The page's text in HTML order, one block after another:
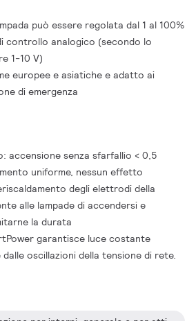
può essere regolata dal 1 al 100%
controllo analogico (secondo lo
1-10 V)
europee e asiatiche e adatto ai
di emergenza
accensione senza sfarfallio < 0,5
uniforme, nessun effetto
degli elettrodi della
alle lampade di accendersi e
la durata
garantisce luce costante
oscillazioni della tensione di rete.